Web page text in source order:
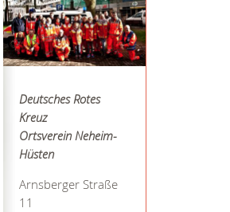
Deutsches Rotes
Kreuz
Ortsverein Neheim-
Hüsten
Arnsberger Straße
11